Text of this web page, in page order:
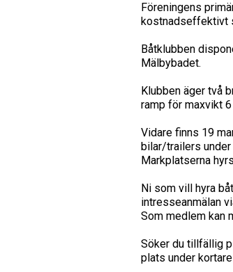
Föreningens
kostnadseffektivt
Båtklubben
Mälbybadet.
Klubben äger två
ramp för maxvikt 6
Vidare finns 19
bilar/trailers under
Markplatserna
Ni som vill hyra
intresseanmälan
Som medlem kan
Söker du tillfällig
plats under